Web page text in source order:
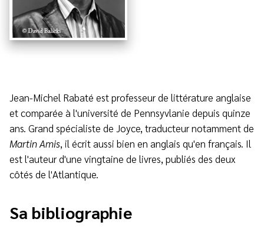
Jean-Michel Rabaté est professeur de littérature anglaise
et comparée à l'université de Pennsyvlanie depuis quinze
ans. Grand spécialiste de Joyce, traducteur notamment de
Martin Amis, il écrit aussi bien en anglais qu'en français. Il
est l'auteur d'une vingtaine de livres, publiés des deux
côtés de l'Atlantique.
Sa bibliographie